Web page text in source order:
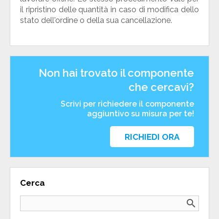
Cerca
search
il ripristino delle quantità in caso di modifica dello
stato dell'ordine o della sua cancellazione.
Non hai trovato il componente
che cercavi?
Scrivi per richiedere il componente
aggiuntivo su misura per te!
RICHIEDI ORA